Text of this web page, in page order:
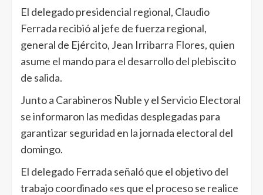
El delegado presidencial regional, Claudio
Ferrada recibió al jefe de fuerza regional,
general de Ejército, Jean Irribarra Flores, quien
asume el mando para el desarrollo del plebiscito
de salida.
Junto a Carabineros Ñuble y el Servicio Electoral
se informaron las medidas desplegadas para
garantizar seguridad en la jornada electoral del
domingo.
El delegado Ferrada señaló que el objetivo del
trabajo coordinado «es que el proceso se realice